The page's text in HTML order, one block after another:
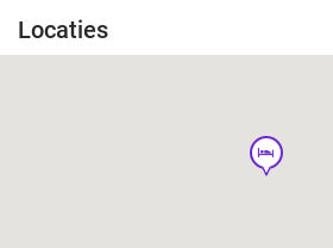
Locaties
hotel